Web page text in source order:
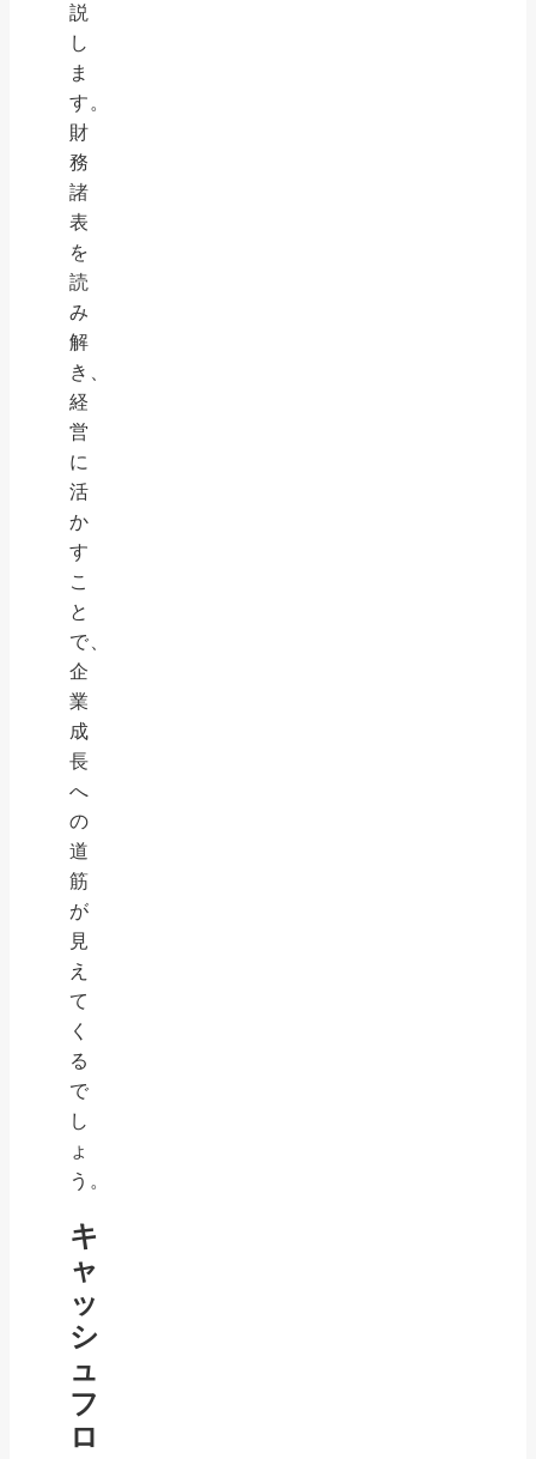
説
し
ま
す。
財
務
諸
表
を
読
み
解
き、
経
営
に
活
か
す
こ
と
で、
企
業
成
長
へ
の
道
筋
が
見
え
て
く
る
で
し
ょ
う。
キ
ャ
ッ
シ
ュ
フ
ロ